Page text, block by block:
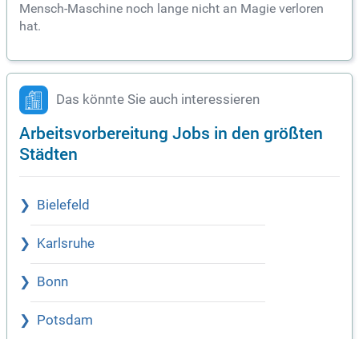
Mensch-Maschine noch lange nicht an Magie verloren
hat.
Das könnte Sie auch interessieren
Arbeitsvorbereitung Jobs in den größten
Städten
Bielefeld
Karlsruhe
Bonn
Potsdam